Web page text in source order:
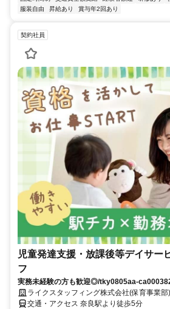
服装自由
昇給あり 賞与年2回あり
契約社員
児童発達支援・放課後等デイサー
フ
実務未経験の方も歓迎◎/tky0805aa-
ライクスタッフィング株式会社(保育事業
交通・アクセス 奈良駅より徒歩5分